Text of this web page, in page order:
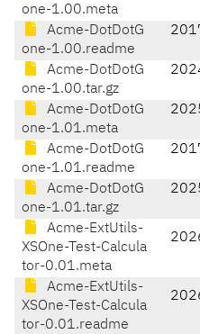
one-1.00.meta
Acme-DotDotG
one-1.00.readme
Acme-DotDotG
one-1.00.tar.gz
Acme-DotDotG
one-1.01.meta
Acme-DotDotG
one-1.01.readme
Acme-DotDotG
one-1.01.tar.gz
Acme-ExtUtils-
XSOne-Test-Calcula
tor-0.01.meta
Acme-ExtUtils-
XSOne-Test-Calcula
tor-0.01.readme